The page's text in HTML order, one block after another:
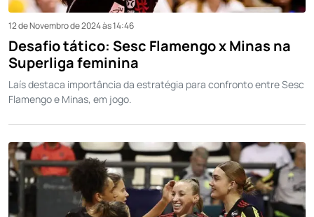
12 de Novembro de 2024 às 14:46
Desafio tático: Sesc Flamengo x Minas na
Superliga feminina
Laís destaca importância da estratégia para confronto entre Sesc
Flamengo e Minas, em jogo.